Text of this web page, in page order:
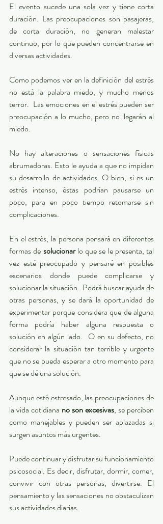
El evento sucede una sola vez y tiene corta
duración. Las preocupaciones son pasajeras,
de corta duración, no generan malestar
continuo, por lo que pueden concentrarse en
diversas actividades.
Como podemos ver en la definición del estrés
no está la palabra miedo, y mucho menos
terror.  Las emociones en el estrés pueden ser
preocupación a lo mucho, pero no llegarán al
miedo.
No hay alteraciones o sensaciones físicas
abrumadoras. Esto le ayuda a que no impidan
su desarrollo de actividades. O bien, si es un
estrés intenso, éstas podrían pausarse un
poco, para en poco tiempo retomarse sin
complicaciones.
En el estrés, la persona pensará en diferentes
formas de solucionar lo que se le presenta, tal
vez esté preocupado y pensaré en posibles
escenarios donde puede complicarse y
solucionar la situación.  Podrá buscar ayuda de
otras personas, y se dará la oportunidad de
experimentar porque considera que de alguna
forma podría haber alguna respuesta o
solución en algún lado.  O en su defecto, no
considerar la situación tan terrible y urgente
que no se pueda esperar a otro momento para
que se dé una solución.
Aunque esté estresado, las preocupaciones de
la vida cotidiana no son excesivas, se perciben
como manejables y pueden ser aplazadas si
surgen asuntos más urgentes.
Puede continuar y disfrutar su funcionamiento
psicosocial. Es decir, disfrutar, dormir, comer,
convivir con otras personas, divertirse. El
pensamiento y las sensaciones no obstaculizan
sus actividades diarias.